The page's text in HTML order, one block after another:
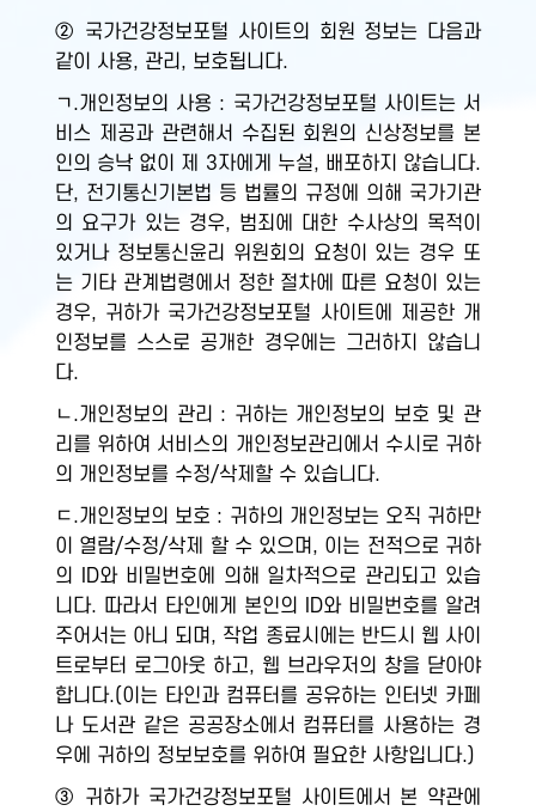
② 국가건강정보포털 사이트의 회원 정보는 다음과
같이 사용, 관리, 보호됩니다.
ㄱ.개인정보의 사용 : 국가건강정보포털 사이트는 서
비스 제공과 관련해서 수집된 회원의 신상정보를 본
인의 승낙 없이 제 3자에게 누설, 배포하지 않습니다.
단, 전기통신기본법 등 법률의 규정에 의해 국가기관
의 요구가 있는 경우, 범죄에 대한 수사상의 목적이
있거나 정보통신윤리 위원회의 요청이 있는 경우 또
는 기타 관계법령에서 정한 절차에 따른 요청이 있는
경우, 귀하가 국가건강정보포털 사이트에 제공한 개
인정보를 스스로 공개한 경우에는 그러하지 않습니
다.
ㄴ.개인정보의 관리 : 귀하는 개인정보의 보호 및 관
리를 위하여 서비스의 개인정보관리에서 수시로 귀하
의 개인정보를 수정/삭제할 수 있습니다.
ㄷ.개인정보의 보호 : 귀하의 개인정보는 오직 귀하만
이 열람/수정/삭제 할 수 있으며, 이는 전적으로 귀하
의 ID와 비밀번호에 의해 일차적으로 관리되고 있습
니다. 따라서 타인에게 본인의 ID와 비밀번호를 알려
주어서는 아니 되며, 작업 종료시에는 반드시 웹 사이
트로부터 로그아웃 하고, 웹 브라우저의 창을 닫아야
합니다.(이는 타인과 컴퓨터를 공유하는 인터넷 카페
나 도서관 같은 공공장소에서 컴퓨터를 사용하는 경
우에 귀하의 정보보호를 위하여 필요한 사항입니다.)
③ 귀하가 국가건강정보포털 사이트에서 본 약관에